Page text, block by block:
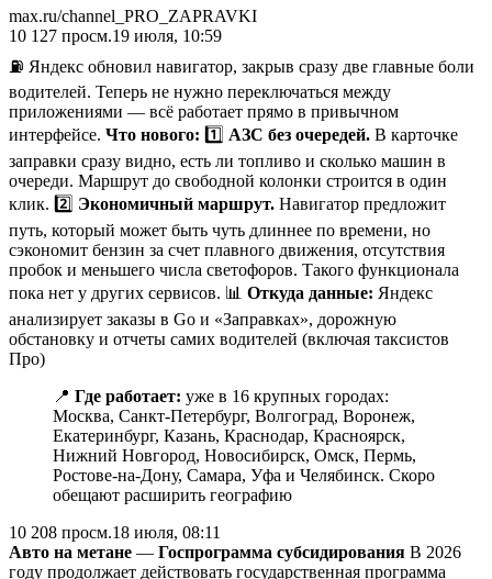
max.ru/channel_PRO_ZAPRAVKI
10 127 просм.19 июля, 10:59
⛽️ Яндекс обновил навигатор, закрыв сразу две главные боли
водителей. Теперь не нужно переключаться между
приложениями — всё работает прямо в привычном
интерфейсе. Что нового: 1️⃣ АЗС без очередей. В карточке
заправки сразу видно, есть ли топливо и сколько машин в
очереди. Маршрут до свободной колонки строится в один
клик. 2️⃣ Экономичный маршрут. Навигатор предложит
путь, который может быть чуть длиннее по времени, но
сэкономит бензин за счет плавного движения, отсутствия
пробок и меньшего числа светофоров. Такого функционала
пока нет у других сервисов. 📊 Откуда данные: Яндекс
анализирует заказы в Go и «Заправках», дорожную
обстановку и отчеты самих водителей (включая таксистов
Про)
📍 Где работает: уже в 16 крупных городах:
Москва, Санкт-Петербург, Волгоград, Воронеж,
Екатеринбург, Казань, Краснодар, Красноярск,
Нижний Новгород, Новосибирск, Омск, Пермь,
Ростове-на-Дону, Самара, Уфа и Челябинск. Скоро
обещают расширить географию
10 208 просм.18 июля, 08:11
Авто на метане — Госпрограмма субсидирования В 2026
году продолжает действовать государственная программа